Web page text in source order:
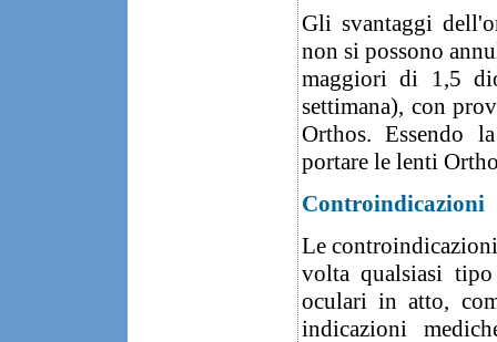
Gli svantaggi
non si possono
maggiori di 1,5
settimana), con
Orthos. Essendo
portare le lenti
Controindicazioni
Le
volta qualsiasi
oculari in atto,
indicazioni